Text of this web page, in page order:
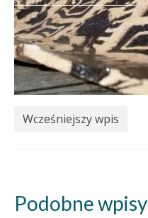
Wcześniejszy wpis
Podobne wpisy